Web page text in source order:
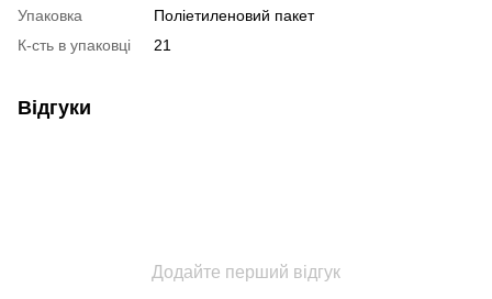
Упаковка
Поліетиленовий пакет
К-сть в упаковці
21
Відгуки
Додайте перший відгук